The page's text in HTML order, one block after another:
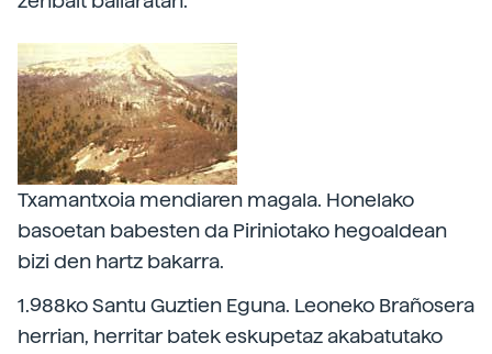
Txamantxoia mendiaren magala. Honelako
basoetan babesten da Piriniotako hegoaldean
bizi den hartz bakarra.
1.988ko Santu Guztien Eguna. Leoneko Brañosera
herrian, herritar batek eskupetaz akabatutako